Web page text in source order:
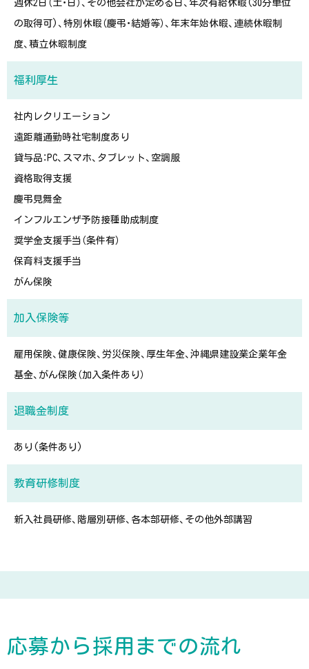
週休2日（土・日）、その他会社が定める日、年次有給休暇(30分単位
の取得可)、特別休暇（慶弔・結婚等）、年末年始休暇、連続休暇制
度、積立休暇制度
福利厚生
社内レクリエーション
遠距離通勤時社宅制度あり
貸与品：PC、スマホ、タブレット、空調服
資格取得支援
慶弔見舞金
インフルエンザ予防接種助成制度
奨学金支援手当（条件有）
保育料支援手当
がん保険
加入保険等
雇用保険、健康保険、労災保険、厚生年金、沖縄県建設業企業年金
基金、がん保険（加入条件あり）
退職金制度
あり(条件あり)
教育研修制度
新入社員研修、階層別研修、各本部研修、その他外部講習
応募から採用までの流れ